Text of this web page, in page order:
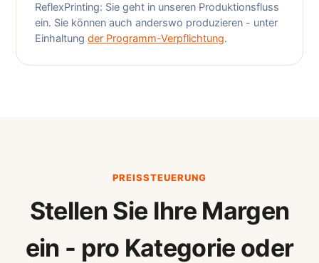
ReflexPrinting: Sie geht in unseren Produktionsfluss
ein. Sie können auch anderswo produzieren - unter
Einhaltung der Programm-Verpflichtung.
PREISSTEUERUNG
Stellen Sie Ihre Margen
ein - pro Kategorie oder